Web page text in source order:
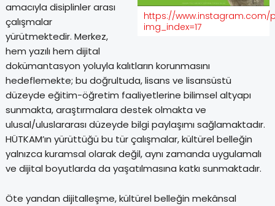
https://www.instagram.com/
img_index=17
amacıyla disiplinler arası
çalışmalar
yürütmektedir. Merkez,
hem yazılı hem dijital
dokümantasyon yoluyla kalıtların korunmasını
hedeflemekte; bu doğrultuda, lisans ve lisansüstü
düzeyde eğitim-öğretim faaliyetlerine bilimsel altyapı
sunmakta, araştırmalara destek olmakta ve
ulusal/uluslararası düzeyde bilgi paylaşımı sağlamaktadır.
HÜTKAM’ın yürüttüğü bu tür çalışmalar, kültürel belleğin
yalnızca kuramsal olarak değil, aynı zamanda uygulamalı
ve dijital boyutlarda da yaşatılmasına katkı sunmaktadır.
Öte yandan dijitalleşme, kültürel belleğin mekânsal